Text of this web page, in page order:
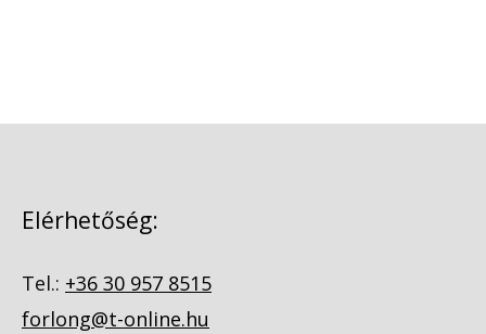
Elérhetőség:
Tel.: +36 30 957 8515
forlong@t-online.hu